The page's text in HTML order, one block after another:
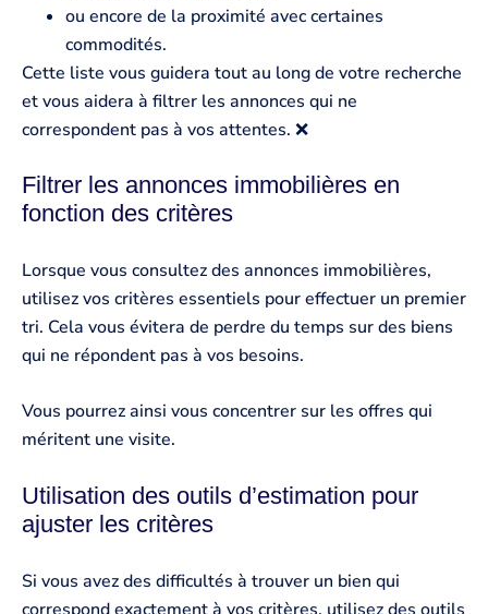
ou encore de la proximité avec certaines
commodités.
Cette liste vous guidera tout au long de votre recherche
et vous aidera à filtrer les annonces qui ne
correspondent pas à vos attentes. ❌
Filtrer les annonces immobilières en
fonction des critères
Lorsque vous consultez des annonces immobilières,
utilisez vos critères essentiels pour effectuer un premier
tri. Cela vous évitera de perdre du temps sur des biens
qui ne répondent pas à vos besoins.
Vous pourrez ainsi vous concentrer sur les offres qui
méritent une visite.
Utilisation des outils d’estimation pour
ajuster les critères
Si vous avez des difficultés à trouver un bien qui
correspond exactement à vos critères, utilisez des outils